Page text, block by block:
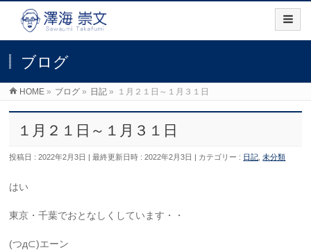
ブログ
HOME » ブログ » 日記 » １月２１日～１月３１日
１月２１日～１月３１日
投稿日 : 2022年2月3日 最終更新日時 : 2022年2月3日 カテゴリー : 日記 ,未分類
はい
東京・千葉でおとなしくしています・・
(つд⊂)エーン